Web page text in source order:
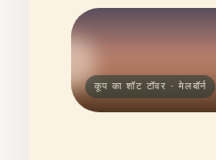
कूप का शॉट टॉवर · मेलबॉर्न